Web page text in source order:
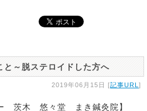
と～脱ステロイドした方へ
2019年06月15日 [記事URL ]
茨木 悠々堂 まき鍼灸院】